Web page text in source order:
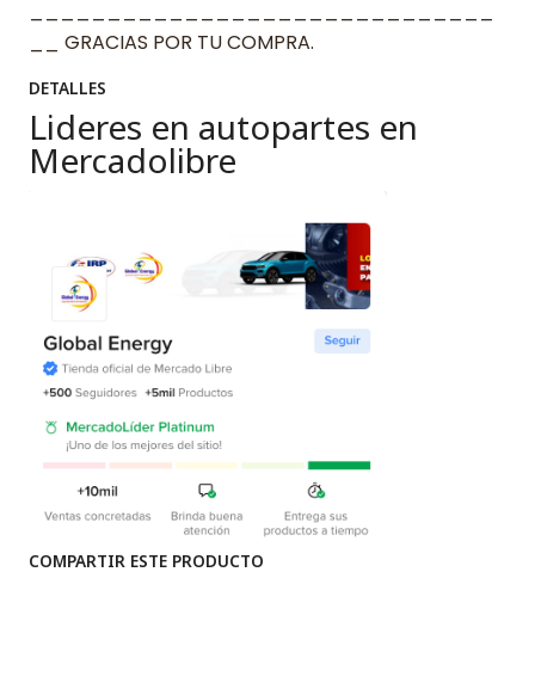
__ GRACIAS POR TU COMPRA.
DETALLES
Lideres en autopartes en
Mercadolibre
COMPARTIR ESTE PRODUCTO